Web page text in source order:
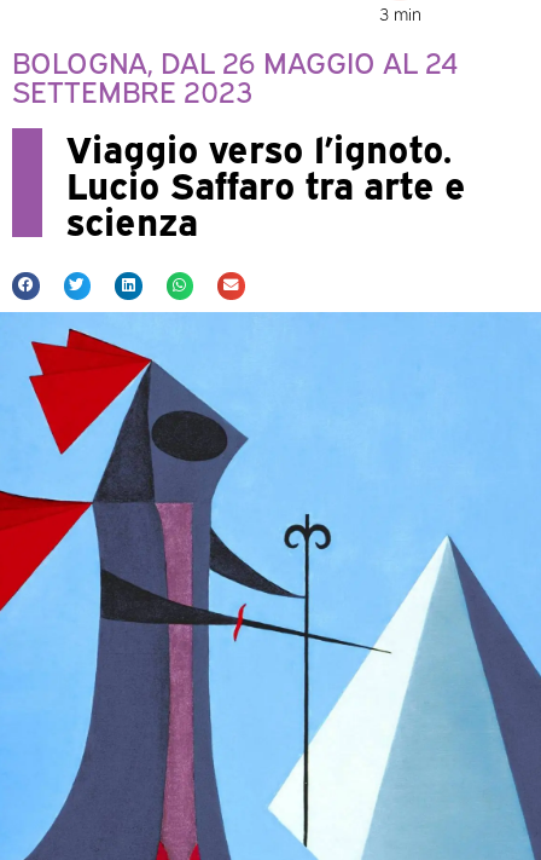
3 min
BOLOGNA, DAL 26 MAGGIO AL 24
SETTEMBRE 2023
Viaggio verso l’ignoto.
Lucio Saffaro tra arte e
scienza